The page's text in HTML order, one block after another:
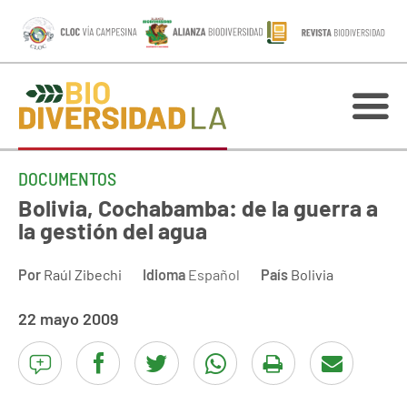
DOCUMENTOS
Bolivia, Cochabamba: de la guerra a
la gestión del agua
Por Raúl Zibechi Idioma Español País Bolivia
22 mayo 2009